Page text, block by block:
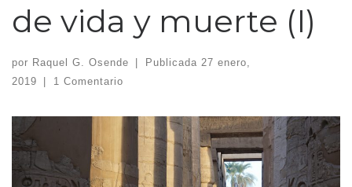
de vida y muerte (I)
por Raquel G. Osende Publicada 27 enero,
2019
1 Comentario